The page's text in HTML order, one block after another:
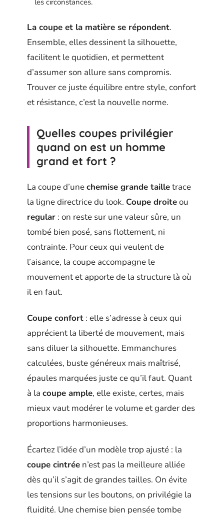
La coupe et la matière se répondent.
Ensemble, elles dessinent la silhouette,
facilitent le quotidien, et permettent
d’assumer son allure sans compromis.
Trouver ce juste équilibre entre style, confort
et résistance, c’est la nouvelle norme.
Quelles coupes privilégier
quand on est un homme
grand et fort ?
La coupe d’unechemise grande tailletrace
la ligne directrice du look. Coupe droiteou
regular : on reste sur une valeur sûre, un
tombé bien posé, sans flottement, ni
contrainte. Pour ceux qui veulent de
l’aisance, la coupe accompagne le
mouvement et apporte de la structure là où
il en faut.
Coupe confort : elle s’adresse à ceux qui
apprécient la liberté de mouvement, mais
sans diluer la silhouette. Emmanchures
calculées, buste généreux mais maîtrisé,
épaules marquées juste ce qu’il faut. Quant
à la coupe ample, elle existe, certes, mais
mieux vaut modérer le volume et garder des
proportions harmonieuses.
Écartez l’idée d’un modèle trop ajusté : la
coupe cintrée n’est pas la meilleure alliée
dès qu’il s’agit de grandes tailles. On évite
les tensions sur les boutons, on privilégie la
fluidité. Une chemise bien pensée tombe